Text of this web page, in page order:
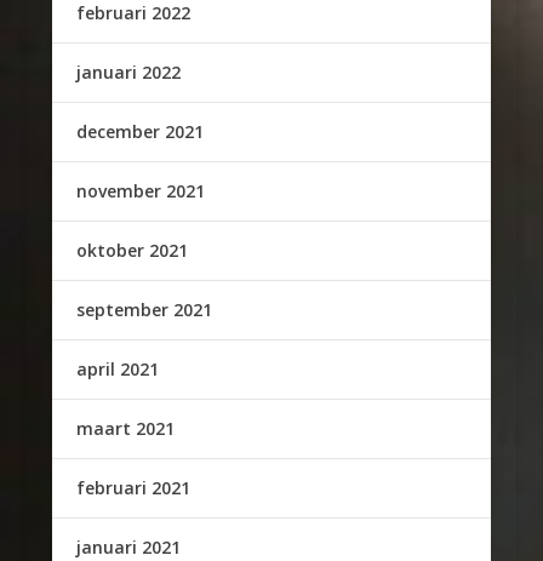
februari 2022
januari 2022
december 2021
november 2021
oktober 2021
september 2021
april 2021
maart 2021
februari 2021
januari 2021